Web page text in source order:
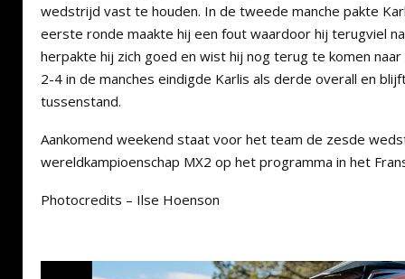
wedstrijd vast te houden. In de tweede manche pakte
eerste ronde maakte hij een fout waardoor hij terugviel
herpakte hij zich goed en wist hij nog terug te komen
2-4 in de manches eindigde Karlis als derde overall en
tussenstand.
Aankomend weekend staat voor het team de zesde
wereldkampioenschap MX2 op het programma in het
Photocredits – Ilse Hoenson